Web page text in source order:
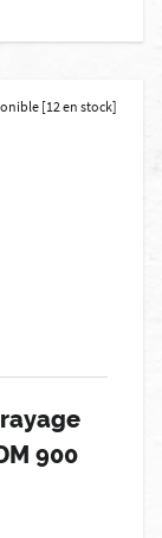
[12 en stock]
900